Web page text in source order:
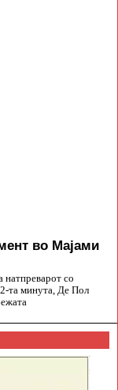
во Мајами
натпреварот со
та минута, Де Пол